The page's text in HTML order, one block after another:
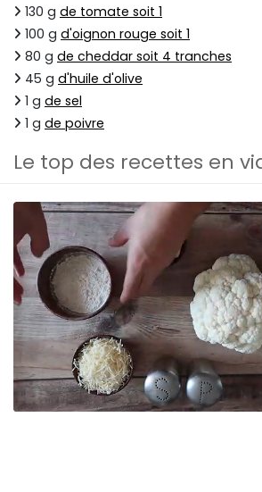
130 g de tomate soit 1
100 g d'oignon rouge soit 1
80 g de cheddar soit 4 tranches
45 g d'huile d'olive
1 g de sel
1 g de poivre
Le top des recettes en